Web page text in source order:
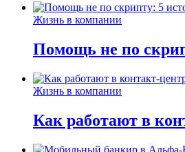
Жизнь в компании
Помощь не по
Жизнь в компании
Как работают в